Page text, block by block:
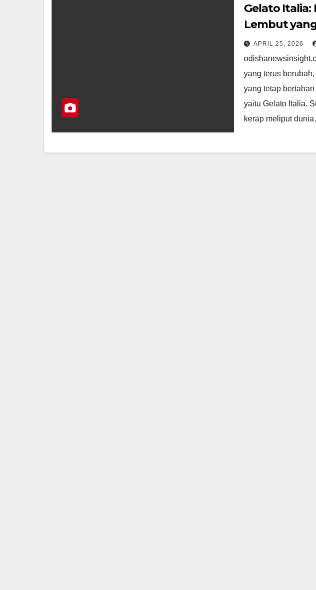
Gelato Italia:
Lembut
APRIL 25, 2026
yang terus
yang tetap
yaitu Gelato Italia.
kerap meliput